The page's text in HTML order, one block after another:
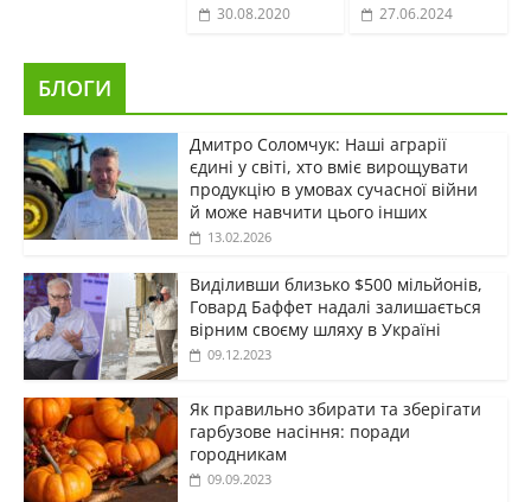
30.08.2020 27.06.2024
БЛОГИ
Дмитро Соломчук: Наші аграрії
єдині у світі, хто вміє вирощувати
продукцію в умовах сучасної війни
й може навчити цього інших
13.02.2026
Виділивши близько $500 мільйонів,
Говард Баффет надалі залишається
вірним своєму шляху в Україні
09.12.2023
Як правильно збирати та зберігати
гарбузове насіння: поради
городникам
09.09.2023